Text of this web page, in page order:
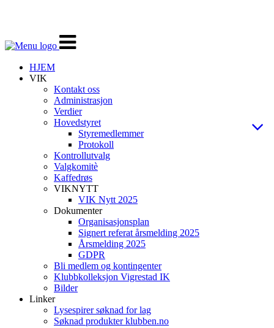
Veksle
navigasjon
HJEM
VIK
Kontakt oss
Administrasjon
Verdier
Hovedstyret
Styremedlemmer
Protokoll
Kontrollutvalg
Valgkomitè
Kaffedrøs
VIKNYTT
VIK Nytt 2025
Dokumenter
Organisasjonsplan
Signert referat årsmelding 2025
Årsmelding 2025
GDPR
Bli medlem og kontingenter
Klubbkolleksjon Vigrestad IK
Bilder
Linker
Lysespirer søknad for lag
Søknad produkter klubben.no